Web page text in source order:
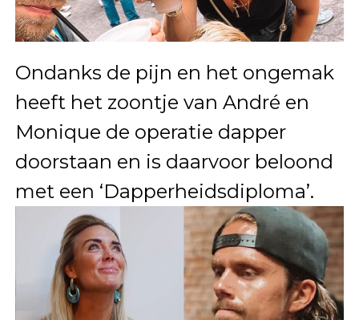
Ondanks de pijn en het ongemak
heeft het zoontje van André en
Monique de operatie dapper
doorstaan en is daarvoor beloond
met een ‘Dapperheidsdiploma’.